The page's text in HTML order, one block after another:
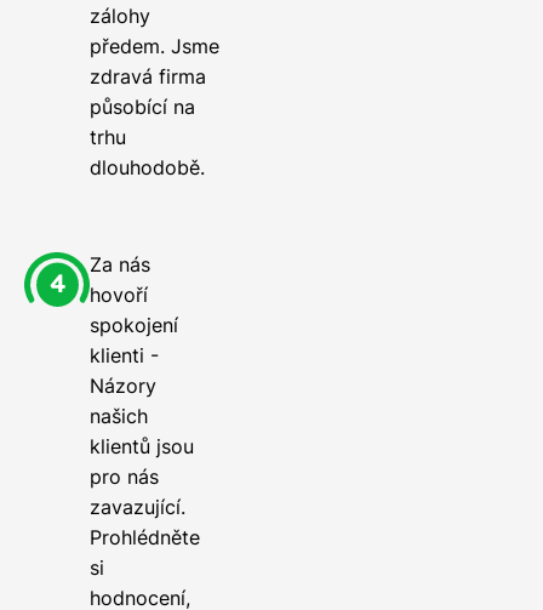
zálohy
předem. Jsme
zdravá firma
působící na
trhu
dlouhodobě.
Za nás
hovoří
spokojení
klienti -
Názory
našich
klientů jsou
pro nás
zavazující.
Prohlédněte
si
hodnocení,